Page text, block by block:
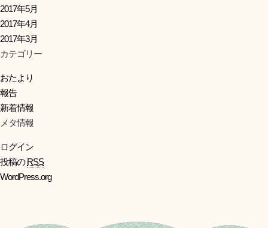
2017年5月
2017年4月
2017年3月
カテゴリー
おたより
報告
新着情報
メタ情報
ログイン
投稿のRSS
WordPress.org